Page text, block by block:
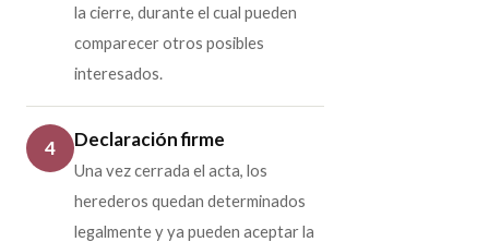
la cierre, durante el cual pueden
comparecer otros posibles
interesados.
4 Declaración firme
Una vez cerrada el acta, los
herederos quedan determinados
legalmente y ya pueden aceptar la